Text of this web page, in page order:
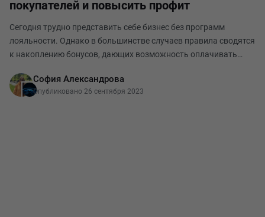
покупателей и повысить профит
Сегодня трудно представить себе бизнес без программ
лояльности. Однако в большинстве случаев правила сводятся
к накоплению бонусов, дающих возможность оплачивать
"бонус = 1 рубль", могут быть нежелател
София Александрова
Опубликовано 26 сентября 2023